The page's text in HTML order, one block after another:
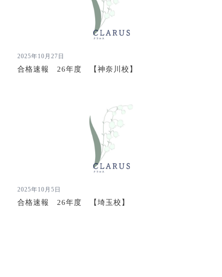
2025年10月27日
合格速報 26年度 【神奈川校】
2025年10月5日
合格速報 26年度 【埼玉校】